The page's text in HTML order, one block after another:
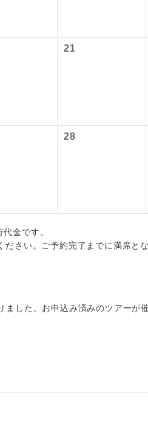
21
28
金です。
さい。ご予約完了までに満席と
した。お申込み済みのツアーが
ージは含まれておりません。別
子供（2歳以上12歳未満）320
客サービス施設使用料と空港税
料金確定後、お知らせいたしま
載の出発空港だけでなく、各地
いただけます。
ユネスコに登録されてい
スです。
ご宿泊ホテルに露天風呂
ご宿泊ホテルに大浴場が付
ができます。